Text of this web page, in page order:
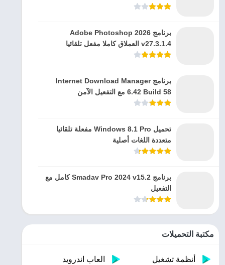
برنامج Adobe Photoshop 2026
v27.3.1.4 العملاق كاملا مفعل تلقائيا
برنامج Internet Download Manager
6.42 Build 58 مع التفعيل الآمن
تحميل Windows 8.1 Pro مفعلة تلقائيا
متعددة اللغات أصلية
برنامج Smadav Pro 2024 v15.2 كامل مع
التفعيل
مكتبة التحميلات
أنظمة تشغيل العاب اندرويد